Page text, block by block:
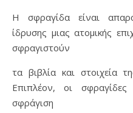
H σφραγίδα είναι
ίδρυσης μιας ατομικής
σφραγιστούν
τα βιβλία και στοιχεία
Επιπλέον, οι σφραγίδες
σφράγιση